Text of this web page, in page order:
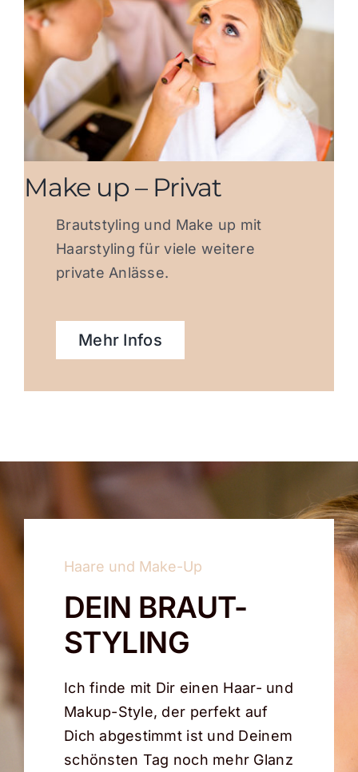
Make up – Privat
Brautstyling und Make up mit
Haarstyling für viele weitere
private Anlässe.
Mehr Infos
Haare und Make-Up
DEIN BRAUT-
STYLING
Ich finde mit Dir einen Haar- und
Makup-Style, der perfekt auf
Dich abgestimmt ist und Deinem
schönsten Tag noch mehr Glanz